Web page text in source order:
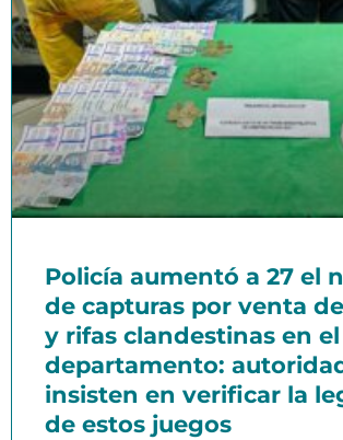
Policía aumentó a 27 el
de capturas por venta
y rifas clandestinas en el
departamento:
insisten en verificar la
de estos juegos